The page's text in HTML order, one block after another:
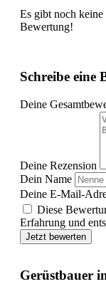
Es gibt noch keine
Bewertung!
Schreibe eine
Deine
Deine Rezension
Dein Name
Deine E-Mail-
Diese
Erfahrung und
Jetzt bewerten
Gerüstbauer